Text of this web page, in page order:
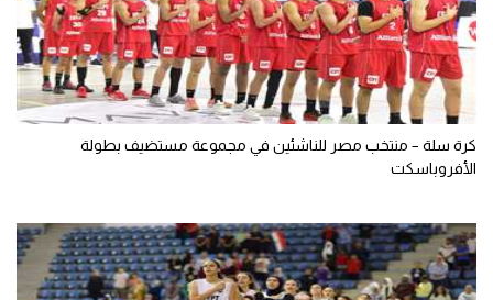
كرة سلة – منتخب مصر للناشئين في مجموعة مستضيف بطولة
الأفروباسكت